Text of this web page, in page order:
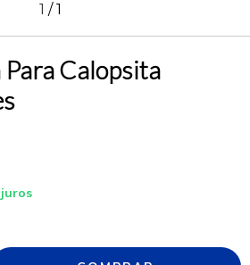
1 /1
Calopsita